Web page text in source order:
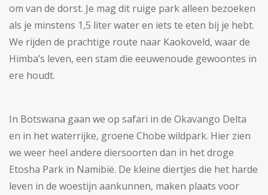
om van de dorst. Je mag dit ruige park alleen bezoeken
als je minstens 1,5 liter water en iets te eten bij je hebt.
We rijden de prachtige route naar Kaokoveld, waar de
Himba’s leven, een stam die eeuwenoude gewoontes in
ere houdt.
In Botswana gaan we op safari in de Okavango Delta
en in het waterrijke, groene Chobe wildpark. Hier zien
we weer heel andere diersoorten dan in het droge
Etosha Park in Namibië. De kleine diertjes die het harde
leven in de woestijn aankunnen, maken plaats voor